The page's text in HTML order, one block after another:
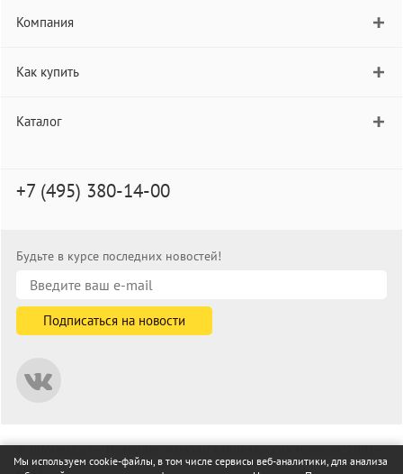
Компания
Как купить
Каталог
+7 (495) 380-14-00
Будьте в курсе последних новостей!
© informat.ru — Интернет-магазин канцелярских товаров. 2001—
2026
Мы используем cookie-файлы, в том числе сервисы веб-аналитики, для анализа